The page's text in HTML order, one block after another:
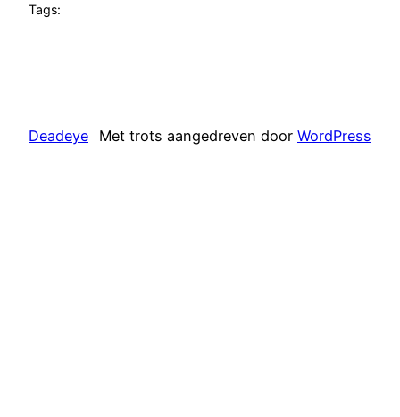
Tags:
Deadeye Met trots aangedreven door WordPress